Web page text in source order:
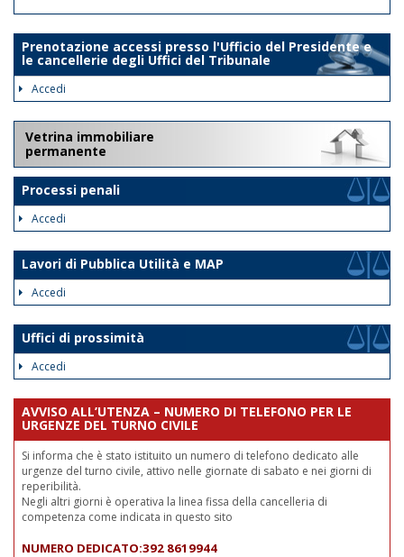
1/1
Prenotazione accessi presso l'Ufficio del Presidente e
le cancellerie degli Uffici del Tribunale
Accedi
Vetrina immobiliare
permanente
Processi penali
Accedi
Lavori di Pubblica Utilità e MAP
Accedi
Uffici di prossimità
Accedi
AVVISO ALL’UTENZA – NUMERO DI TELEFONO PER LE
URGENZE DEL TURNO CIVILE
Si informa che è stato istituito un numero di telefono dedicato alle
urgenze del turno civile, attivo nelle giornate di sabato e nei giorni di
reperibilità.
Negli altri giorni è operativa la linea fissa della cancelleria di
competenza come indicata in questo sito
NUMERO DEDICATO:392 8619944